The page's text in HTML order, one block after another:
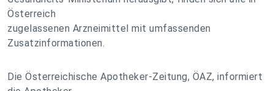
Österreich
zugelassenen Arzneimittel mit umfassenden
Zusatzinformationen.
Die Österreichische Apotheker-Zeitung, ÖAZ, informiert